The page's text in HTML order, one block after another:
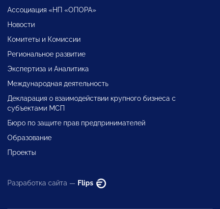
Ассоциация «НП «ОПОРА»
Новости
Комитеты и Комиссии
Региональное развитие
Экспертиза и Аналитика
Международная деятельность
Декларация о взаимодействии крупного бизнеса с
субъектами МСП
Бюро по защите прав предпринимателей
Образование
Проекты
Разработка сайта — Flips